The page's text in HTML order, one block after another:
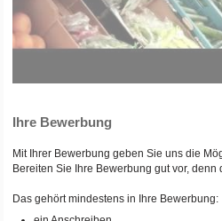
Ihre Bewerbung
Mit Ihrer Bewerbung geben Sie uns die
Bereiten Sie Ihre Bewerbung gut vor, denn
Das gehört mindestens in Ihre Bewerbung: